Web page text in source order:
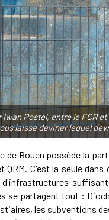
Iwan Postel, entre le FCR
laisse deviner lequel
de Rouen possède la
QRM. C'est la seule
se partagent tout :
les subventions